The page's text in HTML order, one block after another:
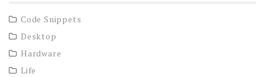
Code Snippets
Desktop
Hardware
Life